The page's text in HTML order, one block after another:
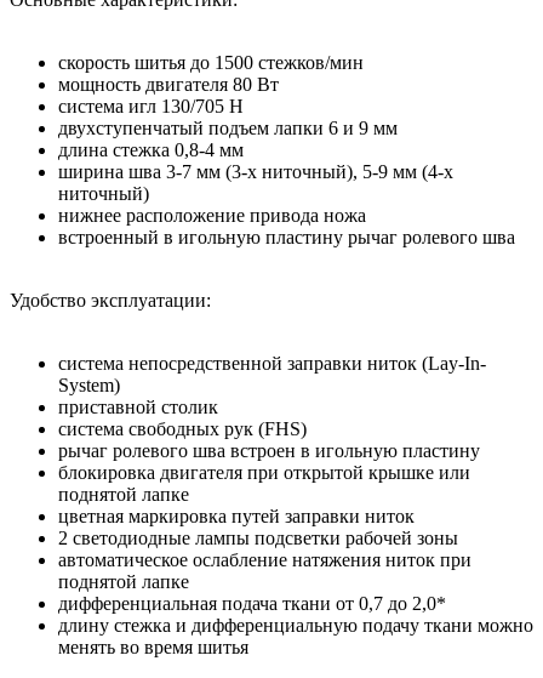
скорость шитья до 1500 стежков/мин
мощность двигателя 80 Вт
система игл 130/705 Н
двухступенчатый подъем лапки 6 и 9 мм
длина стежка 0,8-4 мм
ширина шва 3-7 мм (3-х ниточный), 5-9 мм (4-х
ниточный)
нижнее расположение привода ножа
встроенный в игольную пластину рычаг ролевого шва
Удобство эксплуатации:
система непосредственной заправки ниток (Lay-In-
System)
приставной столик
система свободных рук (FHS)
рычаг ролевого шва встроен в игольную пластину
блокировка двигателя при открытой крышке или
поднятой лапке
цветная маркировка путей заправки ниток
2 светодиодные лампы подсветки рабочей зоны
автоматическое ослабление натяжения ниток при
поднятой лапке
дифференциальная подача ткани от 0,7 до 2,0*
длину стежка и дифференциальную подачу ткани можно
менять во время шитья